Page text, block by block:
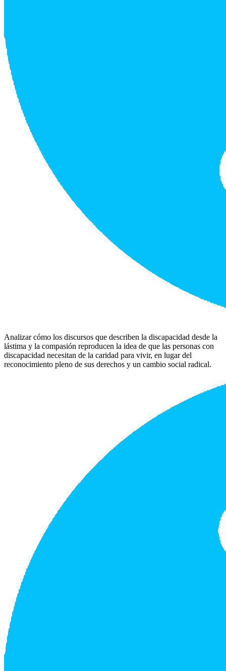
Analizar cómo los discursos que describen la discapacidad desde la
lástima y la compasión reproducen la idea de que las personas con
discapacidad necesitan de la caridad para vivir, en lugar del
reconocimiento pleno de sus derechos y un cambio social radical.